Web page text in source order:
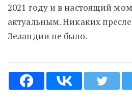
2021 году и в настоящий
актуальным. Никаких
Зеландии не было.